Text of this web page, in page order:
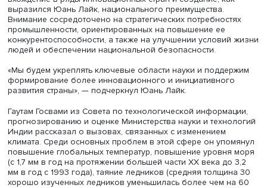
Профессор Юань Лайк из Китайской академии наук и
технологий для развития поделился с участниками
примере китайского опыта.
Пятилетний план национальных научно-технических
инноваций, действующий в Китае, предусматривает его
вхождение в ряды инновационных стран и создание,
выразился Юань Лайк, национального преимущества.
Внимание сосредоточено на стратегических
промышленности, ориентированных на повышение ее
конкурентоспособности, а также на улучшении
людей и обеспечении национальной безопасности.